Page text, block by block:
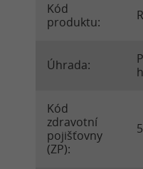
Kód
produktu:
Úhrada:
Kód
zdravotní
pojišťovny
(ZP):